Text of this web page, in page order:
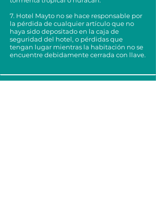
7. Hotel Mayto no se hace responsable por
la pérdida de cualquier artículo que no
haya sido depositado en la caja de
seguridad del hotel, o pérdidas que
tengan lugar mientras la habitación no se
encuentre debidamente cerrada con llave.
Aviso de privacidad